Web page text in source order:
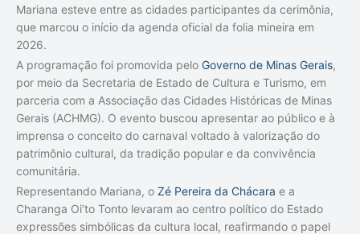
Mariana esteve entre as cidades participantes da cerimônia,
que marcou o início da agenda oficial da folia mineira em
2026.
A programação foi promovida pelo Governo de Minas Gerais,
por meio da Secretaria de Estado de Cultura e Turismo, em
parceria com a Associação das Cidades Históricas de Minas
Gerais (ACHMG). O evento buscou apresentar ao público e à
imprensa o conceito do carnaval voltado à valorização do
patrimônio cultural, da tradição popular e da convivência
comunitária.
Representando Mariana, o Zé Pereira da Chácara e a
Charanga Oi’to Tonto levaram ao centro político do Estado
expressões simbólicas da cultura local, reafirmando o papel